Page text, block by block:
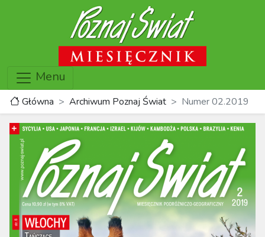
Menu
Główna Archiwum Poznaj Świat Numer 02.2019